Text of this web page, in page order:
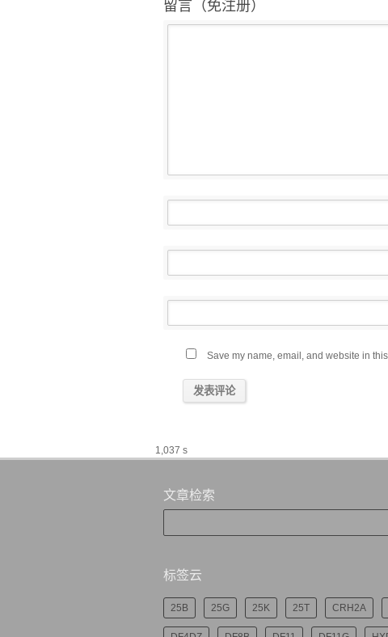
留言（免注册）
Save my name, email, and website in
1,037 s
文章检索
标签云
25B 25G 25K 25T CRH2A